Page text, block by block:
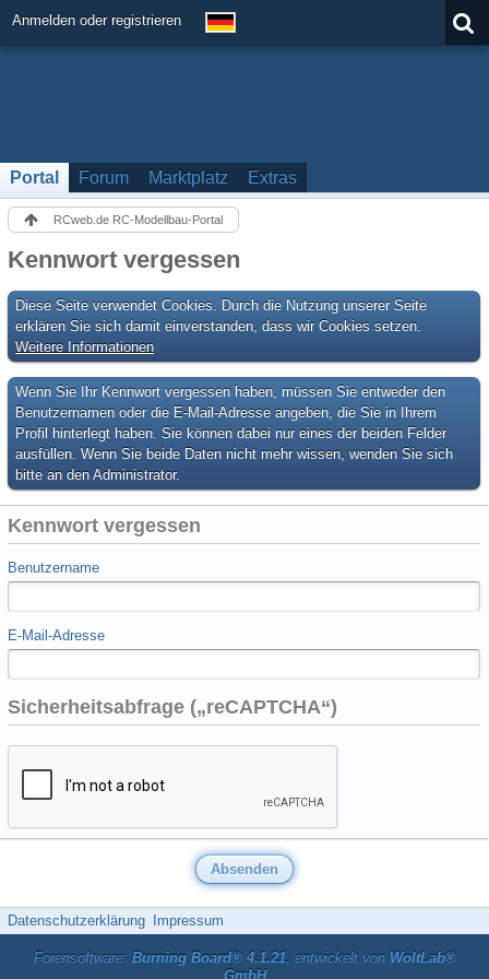
Anmelden oder registrieren
Portal Forum Marktplatz Extras
RCweb.de RC-Modellbau-Portal
Kennwort vergessen
Diese Seite verwendet Cookies. Durch die Nutzung unserer Seite
erklären Sie sich damit einverstanden, dass wir Cookies setzen.
Weitere Informationen
Wenn Sie Ihr Kennwort vergessen haben, müssen Sie entweder den
Benutzernamen oder die E-Mail-Adresse angeben, die Sie in Ihrem
Profil hinterlegt haben. Sie können dabei nur eines der beiden Felder
ausfüllen. Wenn Sie beide Daten nicht mehr wissen, wenden Sie sich
bitte an den Administrator.
Kennwort vergessen
Benutzername
E-Mail-Adresse
Sicherheitsabfrage („reCAPTCHA“)
Datenschutzerklärung Impressum
Forensoftware: Burning Board® 4.1.21, entwickelt von WoltLab®
GmbH